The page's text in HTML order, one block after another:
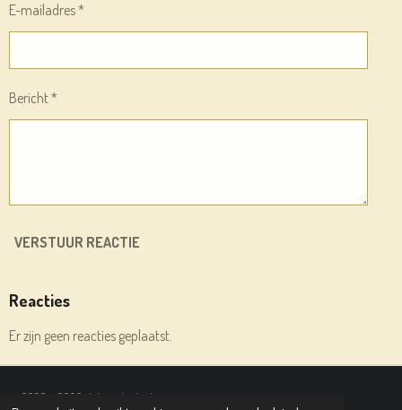
E-mailadres *
Bericht *
VERSTUUR REACTIE
Reacties
Er zijn geen reacties geplaatst.
© 2020 - 2026 deleesplank.nl